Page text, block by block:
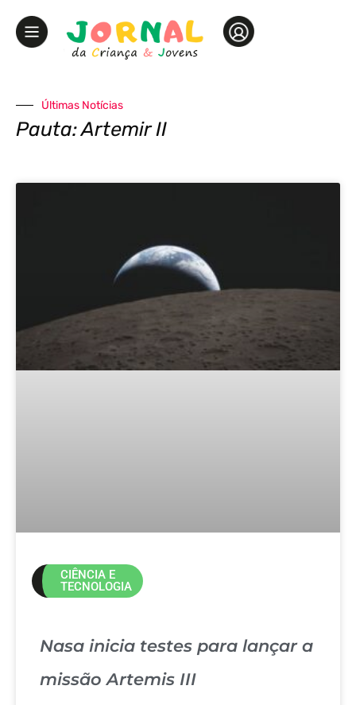
Últimas Notícias
Pauta: Artemir II
CIÊNCIA E
TECNOLOGIA
Nasa inicia testes para lançar a
missão Artemis III